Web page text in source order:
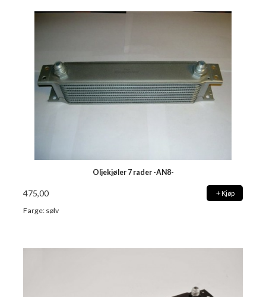
Oljekjøler 7 rader -AN8-
475,00 Kjøp
Farge: sølv